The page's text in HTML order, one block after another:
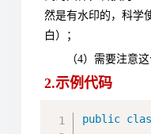
然是有水印的，科学
白）；
（4）需要注意
2.示例代码
public